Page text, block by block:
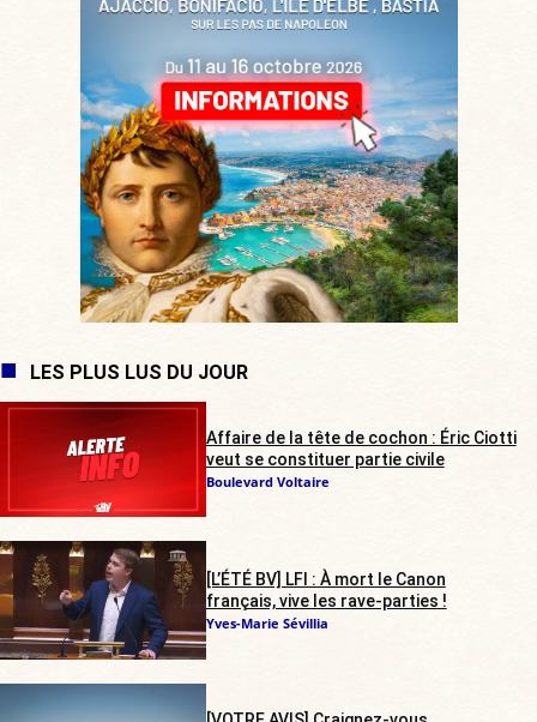
LES PLUS LUS DU JOUR
Affaire de la tête de cochon : Éric Ciotti
veut se constituer partie civile
Boulevard Voltaire
[L’ÉTÉ BV] LFI : À mort le Canon
français, vive les rave-parties !
Yves-Marie Sévillia